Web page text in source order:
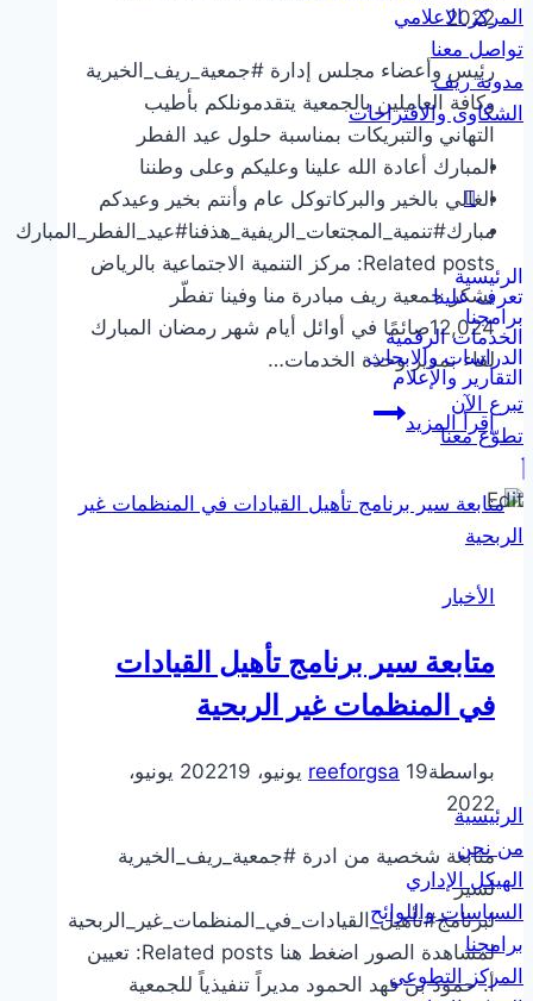
المركز الاعلامي
تواصل معنا
مدونة ريف
الشكاوى والاقتراحات
الرئيسية
تعرف علينا
برامجنا
الخدمات الرقمية
الدراسات والابحاث
التقارير والإعلام
تبرع الآن
تطوّع معنا
Edit
الرئيسية
من نحن
الهيكل الإداري
السياسات واللوائح
برامجنا
المركز التطوعي
2022
رئيس وأعضاء مجلس إدارة #جمعية_ريف_الخيرية
وكافة العاملين بالجمعية يتقدمونلكم بأطيب
التهاني والتبريكات بمناسبة حلول عيد الفطر
المبارك أعادة الله علينا وعليكم وعلى وطننا
الغالي بالخير والبركاتوكل عام وأنتم بخير وعيدكم
مبارك#تنمية_المجتعات_الريفية_هذفنا#عيد_الفطر_المبارك
Related posts: مركز التنمية الاجتماعية بالرياض
يشكر جمعية ريف مبادرة منا وفينا تفطّر
12,024صائمًا في أوائل أيام شهر رمضان المبارك
لقاء بمدير وحدة الخدمات…
إقرأ المزيدمعايدة
الأخبار
متابعة سير برنامج تأهيل القيادات
في المنظمات غير الربحية
بواسطة reeforgsa 19 يونيو، 2022
19 يونيو،
2022
متابعة شخصية من ادرة #جمعية_ريف_الخيرية
لسير
لبرنامج#تأهيل_القيادات_في_المنظمات_غير_الربحية
لمشاهدة الصور اضغط هنا Related posts: تعيين
أ. حمود بن فهد الحمود مديراً تنفيذياً للجمعية